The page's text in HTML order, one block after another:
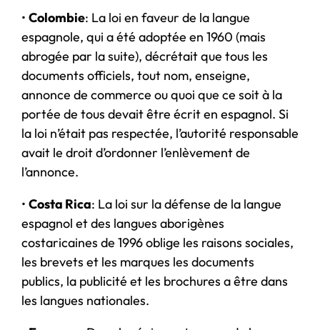
• Colombie: La loi en faveur de la langue
espagnole, qui a été adoptée en 1960 (mais
abrogée par la suite), décrétait que tous les
documents officiels, tout nom, enseigne,
annonce de commerce ou quoi que ce soit à la
portée de tous devait être écrit en espagnol. Si
la loi n’était pas respectée, l’autorité responsable
avait le droit d’ordonner l’enlèvement de
l’annonce.
• Costa Rica: La loi sur la défense de la langue
espagnol et des langues aborigènes
costaricaines de 1996 oblige les raisons sociales,
les brevets et les marques les documents
publics, la publicité et les brochures a être dans
les langues nationales.